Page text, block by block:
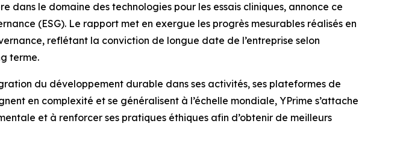
dans le domaine des technologies pour les essais cliniques, annonce ce
(ESG). Le rapport met en exergue les progrès mesurables réalisés en
reflétant la conviction de longue date de l’entreprise selon
terme.
du développement durable dans ses activités, ses plateformes de
en complexité et se généralisent à l’échelle mondiale, YPrime s’attache
et à renforcer ses pratiques éthiques afin d’obtenir de meilleurs